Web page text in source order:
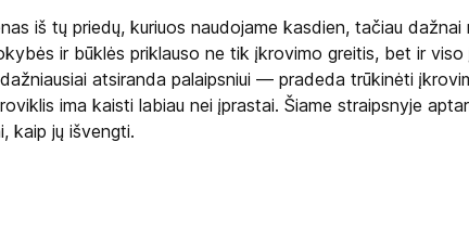
iš tų priedų, kuriuos naudojame kasdien, tačiau dažnai
ir būklės priklauso ne tik įkrovimo greitis, bet ir viso
atsiranda palaipsniui — pradeda trūkinėti
ima kaisti labiau nei įprastai. Šiame straipsnyje
kaip jų išvengti.